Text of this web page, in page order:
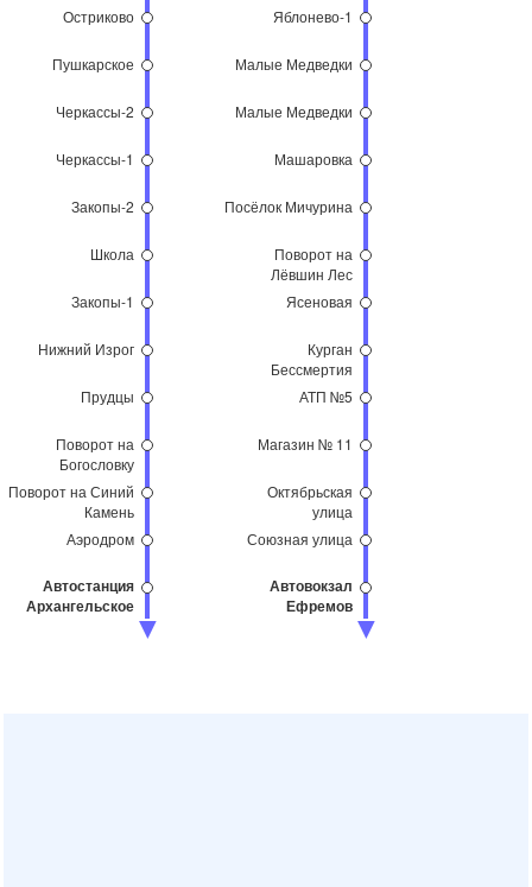
Остриково
Пушкарское
Черкассы-2
Черкассы-1
Закопы-2
Школа
Закопы-1
Нижний Изрог
Прудцы
Поворот на
Богословку
Поворот на Синий
Камень
Аэродром
Автостанция
Архангельское
Яблонево-1
Малые Медведки
Малые Медведки
Машаровка
Посёлок Мичурина
Поворот на
Лёвшин Лес
Ясеновая
Курган
Бессмертия
АТП №5
Магазин № 11
Октябрьская
улица
Союзная улица
Автовокзал
Ефремов